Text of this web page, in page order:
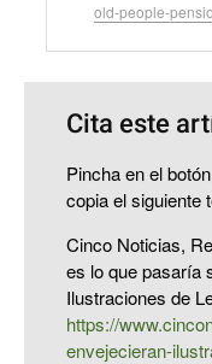
old-people-
Cita este
Pincha en el
copia el siguiente
Cinco Noticias,
es lo que pasaría
Ilustraciones de
https://
envejecieran-